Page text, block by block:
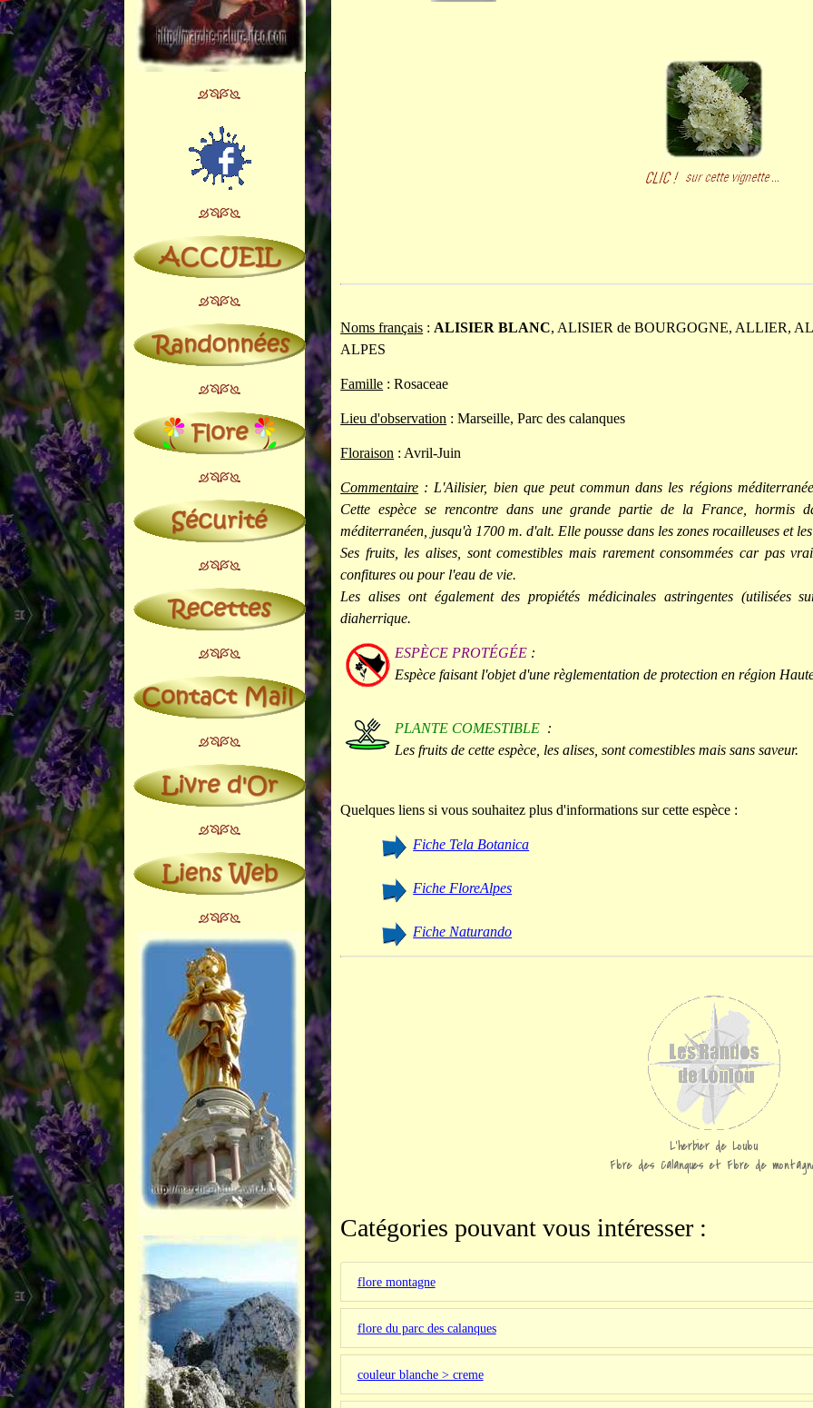
Noms français : ALISIER BLANC, ALISIER de BOURGOGNE, ALLIER,
ALPES
Famille : Rosaceae
Lieu d'observation : Marseille, Parc des calanques
Floraison : Avril-Juin
Commentaire : L'Ailisier, bien que peut commun dans les régions
Cette espèce se rencontre dans une grande partie de la France, hormis
méditerranéen, jusqu'à 1700 m. d'alt. Elle pousse dans les zones rocailleuses et
Ses fruits, les alises, sont comestibles mais rarement consommées car pas
confitures ou pour l'eau de vie.
Les alises ont également des propiétés médicinales astringentes
diaherrique.
ESPÈCE PROTÉGÉE :
Espèce faisant l'objet d'une règlementation de protection en région
PLANTE COMESTIBLE :
Les fruits de cette espèce, les alises, sont comestibles mais sans saveur.
Quelques liens si vous souhaitez plus d'informations sur cette espèce :
Fiche Tela Botanica
Fiche FloreAlpes
Fiche Naturando
L'herbier de Loulou
Flore des Calanques et Flore de
Catégories pouvant vous intéresser :
flore montagne
flore du parc des calanques
couleur blanche > creme